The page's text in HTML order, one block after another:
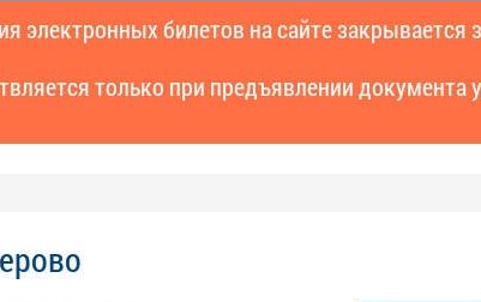
электронных билетов на сайте закрывается
только при предъявлении документа